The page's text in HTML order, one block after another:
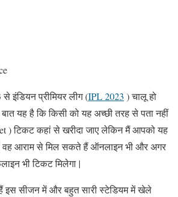
से इंडियन प्रीमियर लीग (IPL 2023 ) चालू हो
यह है कि किसी को यह अच्छी तरह से पता नहीं
) टिकट कहां से खरीदा जाए लेकिन मैं आपको यह
वह आराम से मिल सकते हैं ऑनलाइन भी और अगर
भी टिकट मिलेगा |
इस सीजन में और बहुत सारी स्टेडियम में खेले